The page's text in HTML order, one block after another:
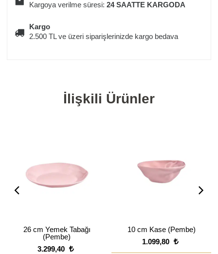
Kargoya verilme süresi:24 SAATTE KARGODA
Kargo
2.500 TL ve üzeri siparişlerinizde kargo bedava
İlişkili Ürünler
26 cm Yemek Tabağı
(Pembe)
3.299,40
10 cm Kase (Pembe)
1.099,80